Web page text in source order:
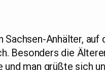
Sach­sen-Anhäl­ter, auf
Beson­ders die
und man grüß­te sich